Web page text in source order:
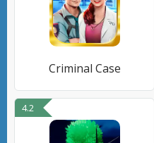
Criminal Case
4.2